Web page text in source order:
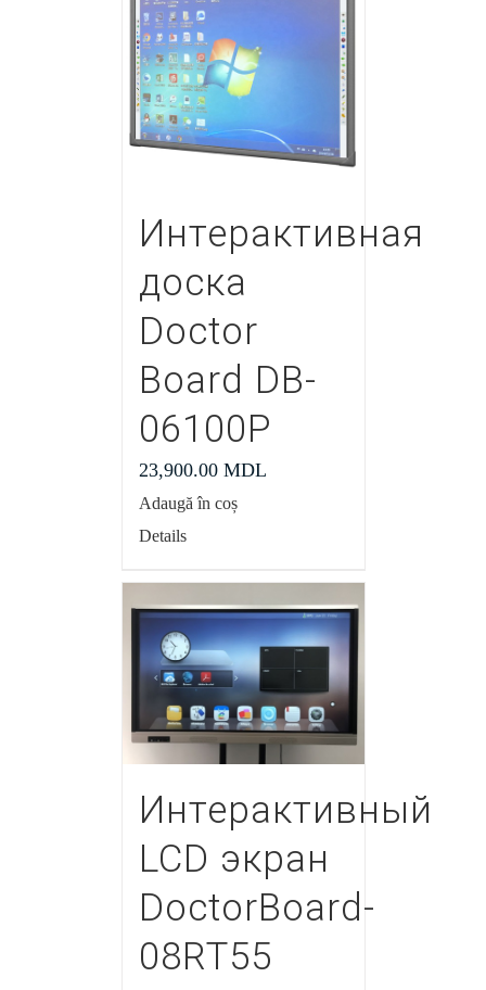
Интерактивная
доска
Doctor
Board DB-
06100P
23,900.00 MDL
Adaugă în coș
Details
Интерактивный
LCD экран
DoctorBoard-
08RT55